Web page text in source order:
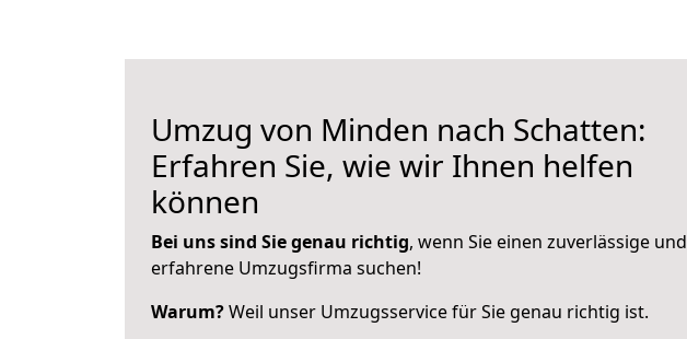
Umzug von Minden nach Schatten:
Erfahren Sie, wie wir Ihnen helfen
können
Bei uns sind Sie genau richtig, wenn Sie einen zuverlässige und
erfahrene Umzugsfirma suchen!
Warum?Weil unser Umzugsservice für Sie genau richtig ist.